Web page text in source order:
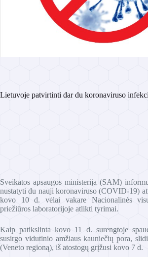
Lietuvoje patvirtinti dar du koronaviruso
Sveikatos apsaugos ministerija (SAM)
nustatyti du nauji koronaviruso (COVID-19)
kovo 10 d. vėlai vakare Nacionalinės
priežiūros laboratorijoje atlikti tyrimai.
Kaip patikslinta kovo 11 d. surengtoje
susirgo vidutinio amžiaus kauniečių pora,
(Veneto regioną), iš atostogų grįžusi kovo 7 d.